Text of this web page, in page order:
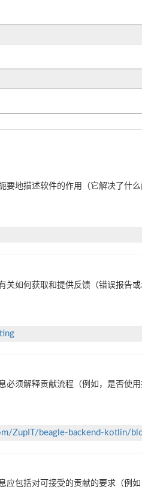
要地描述软件的作用（它解决了什么
关如何获取和提供反馈（错误报告
必须解释贡献流程（例如，是否使
ZupIT/beagle-backend-kotlin/
应包括对可接受的贡献的要求（例